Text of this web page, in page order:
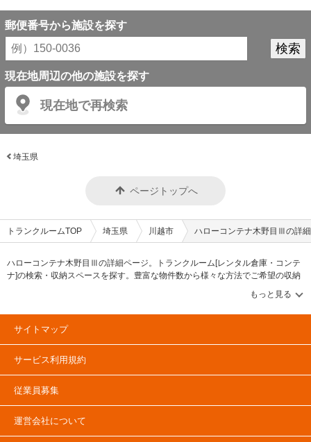
郵便番号から施設を探す
現在地周辺の他の施設を探す
現在地で再検索
埼玉県
ページトップへ
トランクルームTOP 埼玉県 川越市 ハローコンテナ木野目Ⅲの詳細
ハローコンテナ木野目Ⅲの詳細ページ。トランクルーム[レンタル倉庫・コンテ
ナ]の検索・収納スペースを探す。豊富な物件数から様々な方法でご希望の収納
スペースを簡単に探せるトランクルーム情報サイトです。ハローコンテナ木野
目Ⅲの住所・最寄りの駅、物件タイプのご紹介や料金表、お得なキャンペーン
情報もあります。気になる物件タイプを見つけたら、メールか電話でお問合せ
が可能です（無料）。
サイトマップ
サービス利用規約
従業員募集
運営会社について